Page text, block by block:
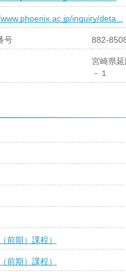
inquiry/deta...
号 882-
宮崎県
－１
前期）課程）
前期）課程）